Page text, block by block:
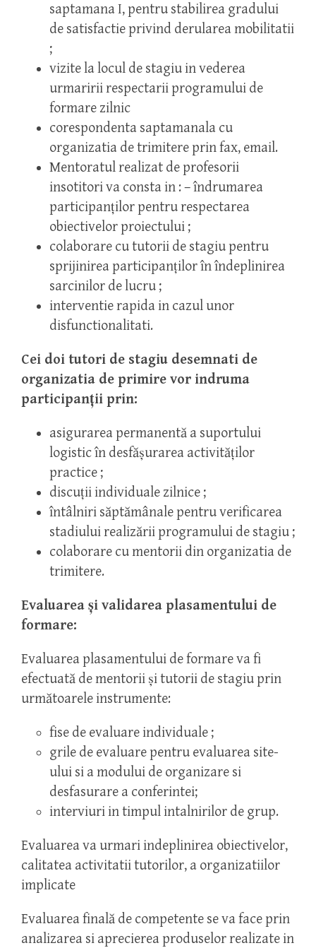
saptamana I, pentru stabilirea gradului
de satisfactie privind derularea mobilitatii
;
vizite la locul de stagiu in vederea
urmaririi respectarii programului de
formare zilnic
corespondenta saptamanala cu
organizatia de trimitere prin fax, email.
Mentoratul realizat de profesorii
insotitori va consta in : – îndrumarea
participanţilor pentru respectarea
obiectivelor proiectului ;
colaborare cu tutorii de stagiu pentru
sprijinirea participanţilor în îndeplinirea
sarcinilor de lucru ;
interventie rapida in cazul unor
disfunctionalitati.
Cei doi tutori de stagiu desemnati de
organizatia de primire vor indruma
participanţii prin:
asigurarea permanentă a suportului
logistic în desfăşurarea activităţilor
practice ;
discuţii individuale zilnice ;
întâlniri săptămânale pentru verificarea
stadiului realizării programului de stagiu ;
colaborare cu mentorii din organizatia de
trimitere.
Evaluarea şi validarea plasamentului de
formare:
Evaluarea plasamentului de formare va fi
efectuată de mentorii şi tutorii de stagiu prin
următoarele instrumente:
fise de evaluare individuale ;
grile de evaluare pentru evaluarea site-
ului si a modului de organizare si
desfasurare a conferintei;
interviuri in timpul intalnirilor de grup.
Evaluarea va urmari indeplinirea obiectivelor,
calitatea activitatii tutorilor, a organizatiilor
implicate
Evaluarea finală de competente se va face prin
analizarea si aprecierea produselor realizate in